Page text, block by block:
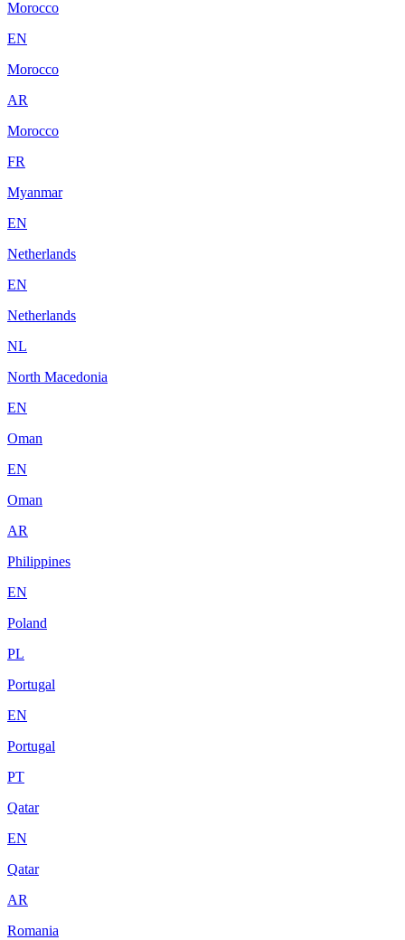
Morocco
EN
Morocco
AR
Morocco
FR
Myanmar
EN
Netherlands
EN
Netherlands
NL
North Macedonia
EN
Oman
EN
Oman
AR
Philippines
EN
Poland
PL
Portugal
EN
Portugal
PT
Qatar
EN
Qatar
AR
Romania